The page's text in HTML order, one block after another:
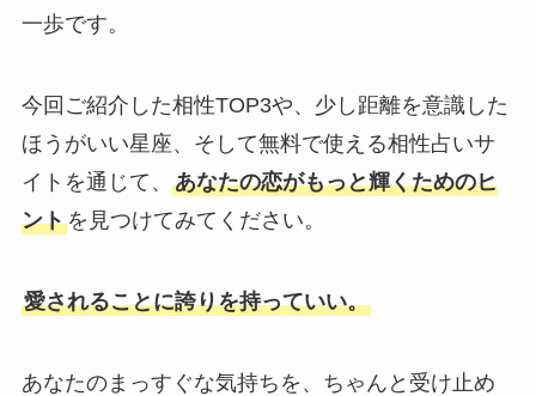
一歩です。
今回ご紹介した相性TOP3や、少し距離を意識した
ほうがいい星座、そして無料で使える相性占いサ
イトを通じて、 あなたの恋がもっと輝くためのヒ
ントを見つけてみてください。
愛されることに誇りを持っていい。
あなたのまっすぐな気持ちを、ちゃんと受け止め